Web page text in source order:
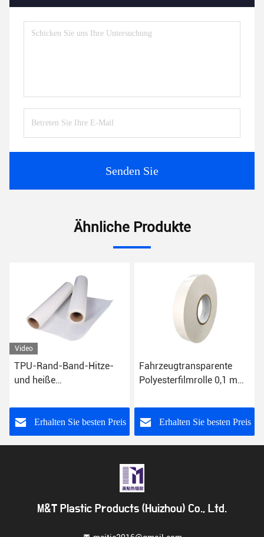
Senden Sie
Ähnliche Produkte
Fahrzeugtransparente
Polyesterfilmrolle 0,1 mm
Erhalten Sie besten Preis
Nahtabdichtungsband
EVA Soft 20 mm Hotmelt-
Laminat
Erhalten Sie besten Preis
M&T Plastic Products (Huizhou) Co., Ltd.